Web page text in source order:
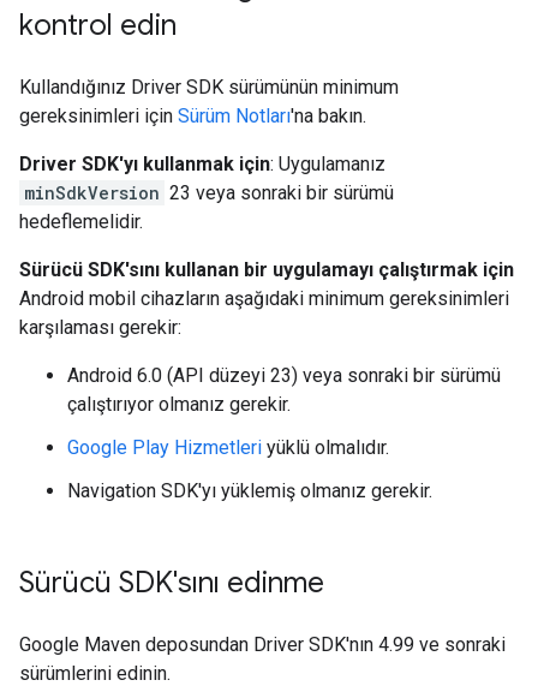
kontrol edin
Kullandığınız Driver SDK sürümünün minimum
gereksinimleri için Sürüm Notları'na bakın.
Driver SDK'yı kullanmak için: Uygulamanız
minSdkVersion 23 veya sonraki bir sürümü
hedeflemelidir.
Sürücü SDK'sını kullanan bir uygulamayı çalıştırmak için
Android mobil cihazların aşağıdaki minimum gereksinimleri
karşılaması gerekir:
Android 6.0 (API düzeyi 23) veya sonraki bir sürümü
çalıştırıyor olmanız gerekir.
Google Play Hizmetleri yüklü olmalıdır.
Navigation SDK'yı yüklemiş olmanız gerekir.
Sürücü SDK'sını edinme
Google Maven deposundan Driver SDK'nın 4.99 ve sonraki
sürümlerini edinin.